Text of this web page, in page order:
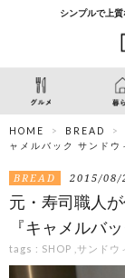
シンプルで上
HOME BREAD
ャメルバック サンドウ
BREAD 2015/08/
元・寿司職人
『キャメルバ
tags : SHOP サンドウ